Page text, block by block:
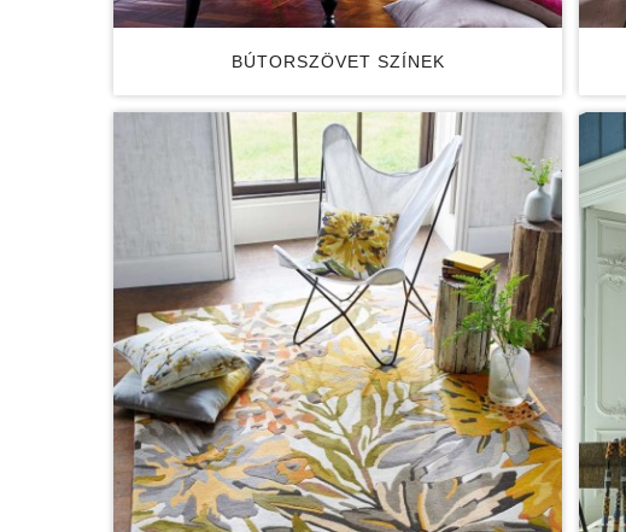
BÚTORSZÖVET SZÍNEK